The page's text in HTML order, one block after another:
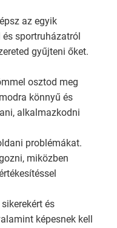
az egyik
sportruházatról
gyűjteni őket.
osztod meg
könnyű és
alkalmazkodni
problémákat.
miközben
és
képesnek kell